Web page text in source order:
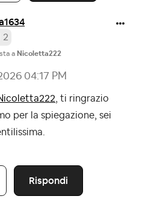
2
a Nicoletta222
04:17 PM
, ti ringrazio
per la spiegazione, sei
Rispondi